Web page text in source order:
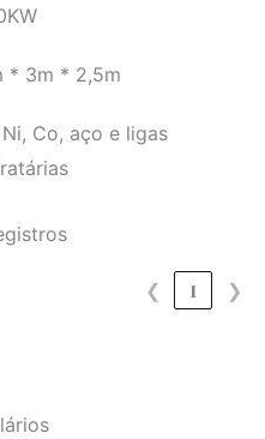
* 3m * 2,5m
Co, aço e ligas
❮ 1 ❯